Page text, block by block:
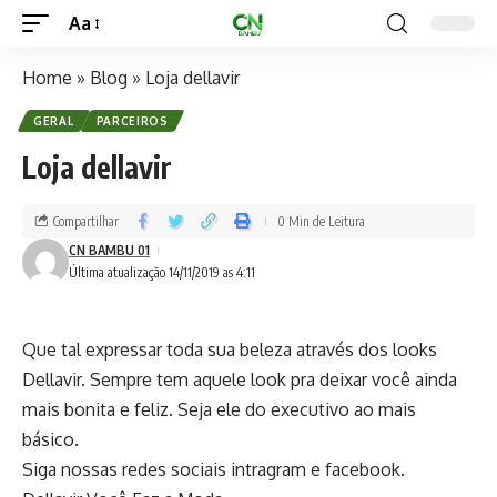
Aa
Home » Blog » Loja dellavir
GERAL PARCEIROS
Loja dellavir
Última atualização 14/11/2019 as 4:11
CN BAMBU 01
Compartilhar 0 Min de Leitura
Que tal expressar toda sua beleza através dos looks
Dellavir. Sempre tem aquele look pra deixar você ainda
mais bonita e feliz. Seja ele do executivo ao mais
básico.
Siga nossas redes sociais intragram e facebook.